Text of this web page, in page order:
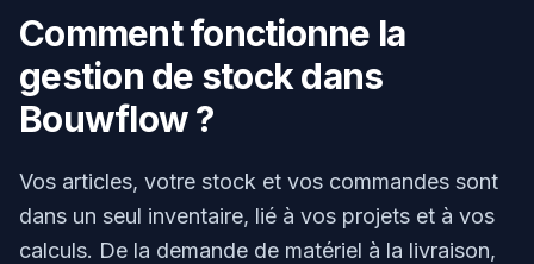
Comment fonctionne la
gestion de stock dans
Bouwflow ?
Vos articles, votre stock et vos commandes sont
dans un seul inventaire, lié à vos projets et à vos
calculs. De la demande de matériel à la livraison,